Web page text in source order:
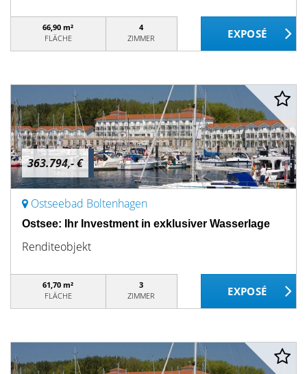
66,90 m²
FLÄCHE
4
ZIMMER
363.794,- €
Ostseebad Boltenhagen
Ostsee: Ihr Investment in exklusiver Wasserlage
Renditeobjekt
61,70 m²
FLÄCHE
3
ZIMMER